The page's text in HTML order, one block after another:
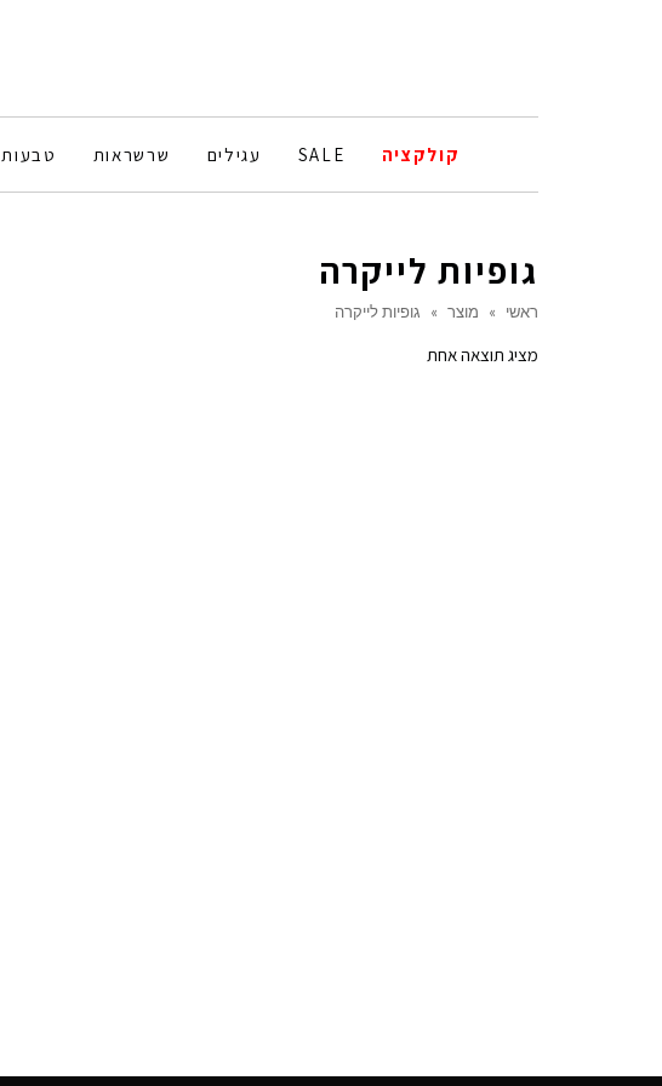
קולקציה SALE עגילים שרשראות טבעות
גופיות לייקרה
ראשי » מוצר » גופיות לייקרה
מציג תוצאה אחת